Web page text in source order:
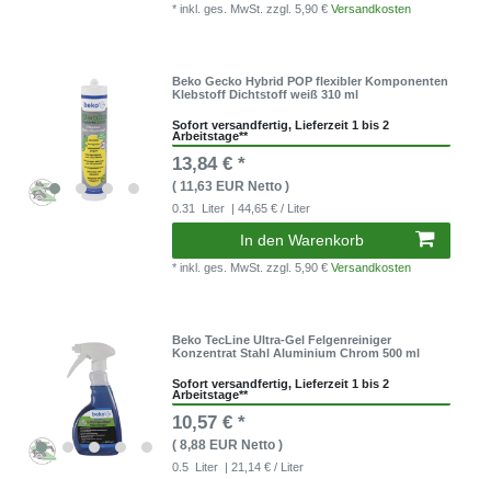
* inkl. ges. MwSt.zzgl. 5,90 €Versandkosten
Beko Gecko Hybrid POP flexibler Komponenten
Klebstoff Dichtstoff weiß 310 ml
Sofort versandfertig, Lieferzeit 1 bis 2
Arbeitstage**
13,84 € *
( 11,63 EUR Netto )
0.31 Liter | 44,65 € / Liter
In den Warenkorb
* inkl. ges. MwSt.zzgl. 5,90 €Versandkosten
Beko TecLine Ultra-Gel Felgenreiniger
Konzentrat Stahl Aluminium Chrom 500 ml
Sofort versandfertig, Lieferzeit 1 bis 2
Arbeitstage**
10,57 € *
( 8,88 EUR Netto )
0.5 Liter | 21,14 € / Liter